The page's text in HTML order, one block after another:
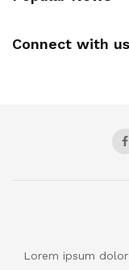
Connect with us
Lorem ipsum